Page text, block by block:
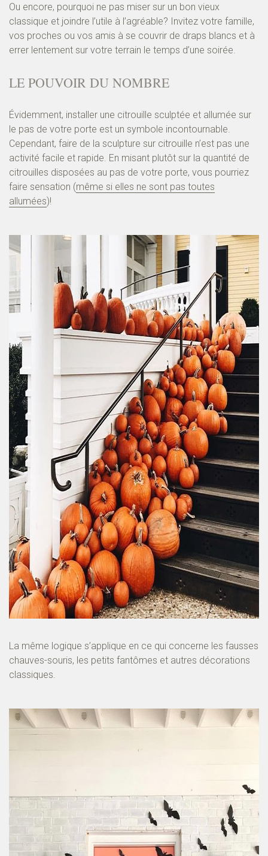
Ou encore, pourquoi ne pas miser sur un bon vieux
classique et joindre l’utile à l’agréable? Invitez votre famille,
vos proches ou vos amis à se couvrir de draps blancs et à
errer lentement sur votre terrain le temps d’une soirée.
LE POUVOIR DU NOMBRE
Évidemment, installer une citrouille sculptée et allumée sur
le pas de votre porte est un symbole incontournable.
Cependant, faire de la sculpture sur citrouille n’est pas une
activité facile et rapide. En misant plutôt sur la quantité de
citrouilles disposées au pas de votre porte, vous pourriez
faire sensation (même si elles ne sont pas toutes
allumées)!
La même logique s’applique en ce qui concerne les fausses
chauves-souris, les petits fantômes et autres décorations
classiques.